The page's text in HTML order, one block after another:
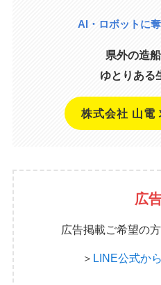
AI・ロボットに
県外の造
ゆとりある
株式会社 山電
広
広告掲載ご希望の
＞ LINE公式か